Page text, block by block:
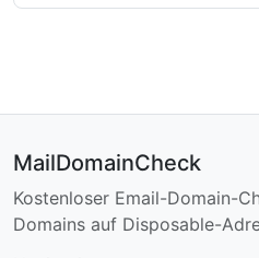
MailDomainCheck
Kostenloser Email-Domain-
Domains auf Disposable-